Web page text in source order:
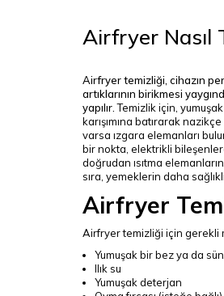
Airfryer Nasıl
Airfryer temizliği, cihazın
artıklarının birikmesi
yapılır.Temizlik için,
karışımına batırarak
varsa ızgara elemanları
bir nokta, elektrikli
doğrudan ısıtma
sıra, yemeklerin daha
Airfryer
Airfryer temizliği için gerekli
Yumuşak bir bez ya da
Ilık su
Yumuşak deterjan